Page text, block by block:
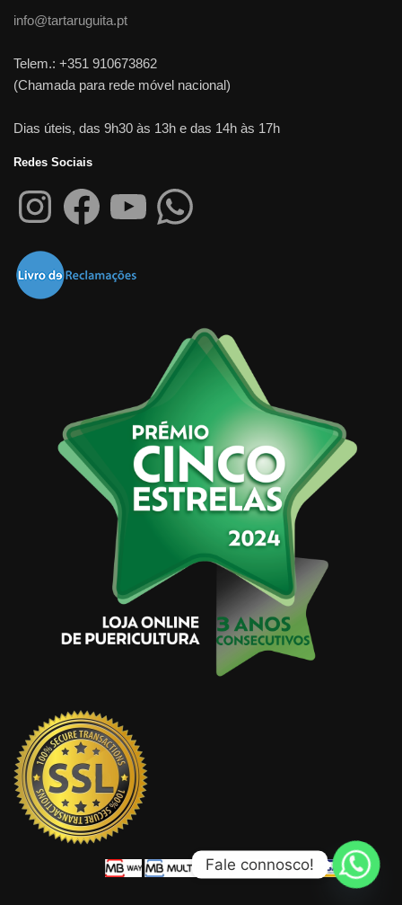
info@tartaruguita.pt
Telem.: +351 910673862
(Chamada para rede móvel nacional)
Dias úteis, das 9h30 às 13h e das 14h às 17h
Redes Sociais
Fale connosco!